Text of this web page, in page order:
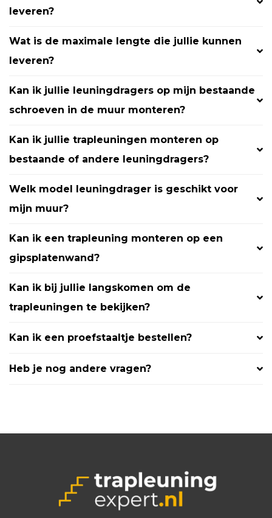
leveren?
Wat is de maximale lengte die jullie kunnen
leveren?
Kan ik jullie leuningdragers op mijn bestaande
schroeven in de muur monteren?
Kan ik jullie trapleuningen monteren op
bestaande of andere leuningdragers?
Welk model leuningdrager is geschikt voor
mijn muur?
Kan ik een trapleuning monteren op een
gipsplatenwand?
Kan ik bij jullie langskomen om de
trapleuningen te bekijken?
Kan ik een proefstaaltje bestellen?
Heb je nog andere vragen?